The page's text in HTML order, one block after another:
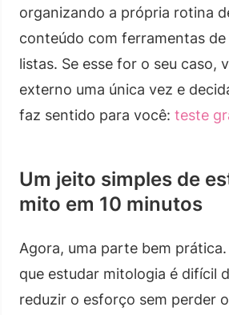
organizando a própria rotina
conteúdo com ferramentas
listas. Se esse for o seu caso,
externo uma única vez e
faz sentido para você: teste
Um jeito simples de
mito em 10 minutos
Agora, uma parte bem
que estudar mitologia é difícil
reduzir o esforço sem perder